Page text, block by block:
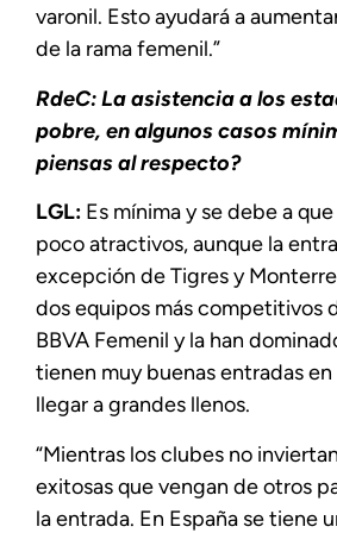
varonil. Esto ayudará a
de la rama femenil.”
RdeC: La asistencia a los
pobre, en algunos casos
piensas al respecto?
LGL: Es mínima y se debe a
poco atractivos, aunque la
excepción de Tigres y
dos equipos más competitivos
BBVA Femenil y la han
tienen muy buenas entradas en
llegar a grandes llenos.
“Mientras los clubes no
exitosas que vengan de otros
la entrada. En España se tiene